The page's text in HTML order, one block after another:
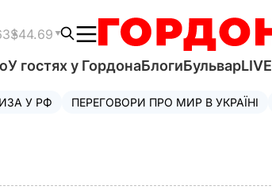
$44.69
У гостях у ГордонаБлогиБульварLIVE
У РФ ПЕРЕГОВОРИ ПРО МИР В УКРАЇНІ